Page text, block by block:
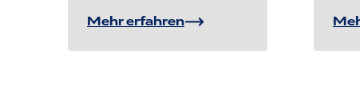
Mehr erfahren